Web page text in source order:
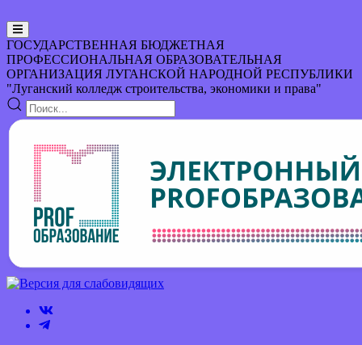
ГОСУДАРСТВЕННАЯ БЮДЖЕТНАЯ
ПРОФЕССИОНАЛЬНАЯ ОБРАЗОВАТЕЛЬНАЯ
ОРГАНИЗАЦИЯ ЛУГАНСКОЙ НАРОДНОЙ РЕСПУБЛИКИ
"Луганский колледж строительства, экономики и права"